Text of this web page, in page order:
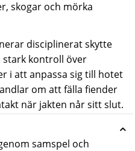
skogar och mörka
disciplinerat skytte
kontroll över
i att anpassa sig till hotet
om att fälla fiender
när jakten når sitt slut.
samspel och